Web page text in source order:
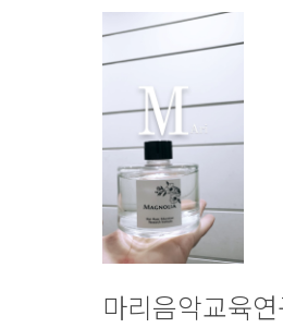
마리음악교육